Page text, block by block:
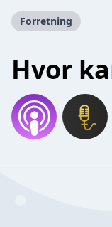
Forretning
Hvor